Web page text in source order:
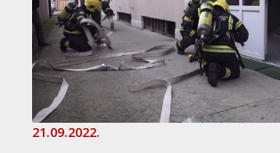
21.09.2022.